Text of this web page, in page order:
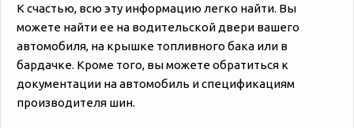
К счастью, всю эту информацию легко найти. Вы
можете найти ее на водительской двери вашего
автомобиля, на крышке топливного бака или в
бардачке. Кроме того, вы можете обратиться к
документации на автомобиль и спецификациям
производителя шин.